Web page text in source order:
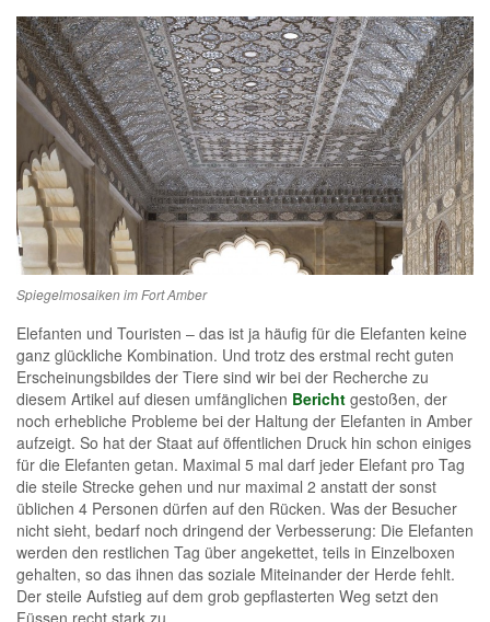
Spiegelmosaiken im Fort Amber
Elefanten und Touristen – das ist ja häufig für die Elefanten keine
ganz glückliche Kombination. Und trotz des erstmal recht guten
Erscheinungsbildes der Tiere sind wir bei der Recherche zu
diesem Artikel auf diesen umfänglichen Bericht gestoßen, der
noch erhebliche Probleme bei der Haltung der Elefanten in Amber
aufzeigt. So hat der Staat auf öffentlichen Druck hin schon einiges
für die Elefanten getan. Maximal 5 mal darf jeder Elefant pro Tag
die steile Strecke gehen und nur maximal 2 anstatt der sonst
üblichen 4 Personen dürfen auf den Rücken. Was der Besucher
nicht sieht, bedarf noch dringend der Verbesserung: Die Elefanten
werden den restlichen Tag über angekettet, teils in Einzelboxen
gehalten, so das ihnen das soziale Miteinander der Herde fehlt.
Der steile Aufstieg auf dem grob gepflasterten Weg setzt den
Füssen recht stark zu.